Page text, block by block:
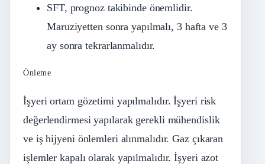
SFT, prognoz takibinde önemlidir.
Maruziyetten sonra yapılmalı, 3 hafta ve 3
ay sonra tekrarlanmalıdır.
Önleme
İşyeri ortam gözetimi yapılmalıdır. İşyeri risk
değerlendirmesi yapılarak gerekli mühendislik
ve iş hijyeni önlemleri alınmalıdır. Gaz çıkaran
işlemler kapalı olarak yapılmalıdır. İşyeri azot